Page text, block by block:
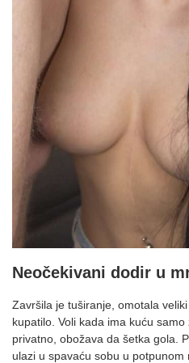
Neočekivani dodir u
Završila je tuširanje, omotala
kupatilo. Voli kada ima kuću
privatno, obožava da šetka gola.
ulazi u spavaću sobu u